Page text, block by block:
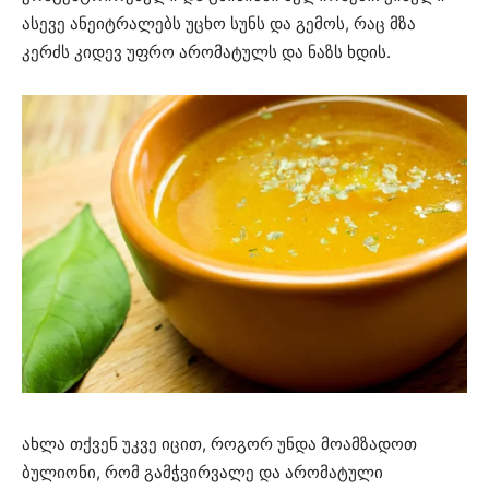
ასევე ანეიტრალებს უცხო სუნს და გემოს, რაც მზა
კერძს კიდევ უფრო არომატულს და ნაზს ხდის.
ახლა თქვენ უკვე იცით, როგორ უნდა მოამზადოთ
ბულიონი, რომ გამჭვირვალე და არომატული